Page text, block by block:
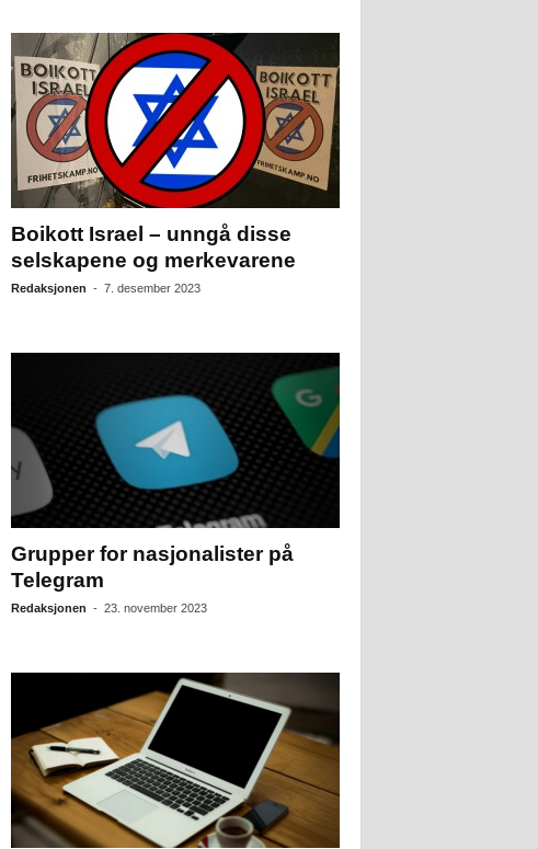
Boikott Israel – unngå disse
selskapene og merkevarene
Redaksjonen - 7. desember 2023
Grupper for nasjonalister på
Telegram
Redaksjonen - 23. november 2023